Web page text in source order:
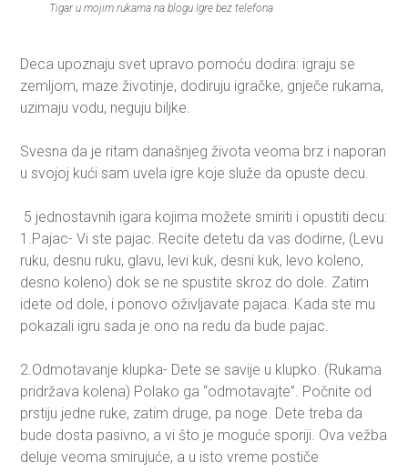
Tigar u mojim rukama na blogu Igre bez telefona
Deca upoznaju svet upravo pomoću dodira: igraju se
zemljom, maze životinje, dodiruju igračke, gnječe rukama,
uzimaju vodu, neguju biljke.
Svesna da je ritam današnjeg života veoma brz i naporan
u svojoj kući sam uvela igre koje služe da opuste decu.
5 jednostavnih igara kojima možete smiriti i opustiti decu:
1.Pajac- Vi ste pajac. Recite detetu da vas dodirne, (Levu
ruku, desnu ruku, glavu, levi kuk, desni kuk, levo koleno,
desno koleno) dok se ne spustite skroz do dole. Zatim
idete od dole, i ponovo oživljavate pajaca. Kada ste mu
pokazali igru sada je ono na redu da bude pajac.
2.Odmotavanje klupka- Dete se savije u klupko. (Rukama
pridržava kolena) Polako ga “odmotavajte”. Počnite od
prstiju jedne ruke, zatim druge, pa noge. Dete treba da
bude dosta pasivno, a vi što je moguće sporiji. Ova vežba
deluje veoma smirujuće, a u isto vreme postiče